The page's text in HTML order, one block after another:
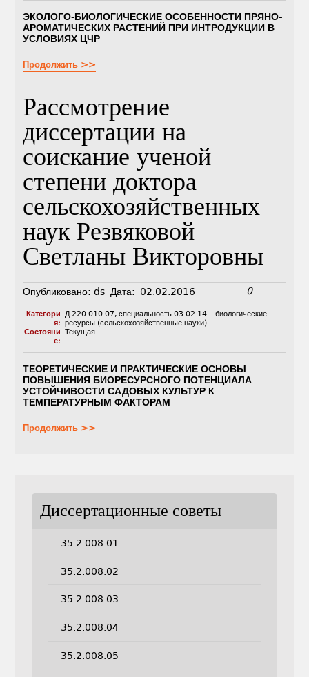
ЭКОЛОГО-БИОЛОГИЧЕСКИЕ ОСОБЕННОСТИ ПРЯНО-
АРОМАТИЧЕСКИХ РАСТЕНИЙ ПРИ ИНТРОДУКЦИИ В
УСЛОВИЯХ ЦЧР
Продолжить >>
Рассмотрение
диссертации на
соискание ученой
степени доктора
сельскохозяйственных
наук Резвяковой
Светланы Викторовны
Опубликовано: ds Дата: 02.02.2016 0
Категори
я:
Д 220.010.07, специальность 03.02.14 – биологические
ресурсы (сельскохозяйственные науки)
Состояни
е:
Текущая
ТЕОРЕТИЧЕСКИЕ И ПРАКТИЧЕСКИЕ ОСНОВЫ
ПОВЫШЕНИЯ БИОРЕСУРСНОГО ПОТЕНЦИАЛА
УСТОЙЧИВОСТИ САДОВЫХ КУЛЬТУР К
ТЕМПЕРАТУРНЫМ ФАКТОРАМ
Продолжить >>
Диссертационные советы
35.2.008.01
35.2.008.02
35.2.008.03
35.2.008.04
35.2.008.05